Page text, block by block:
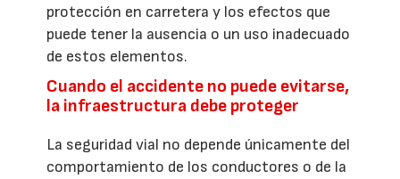
protección en carretera y los efectos que
puede tener la ausencia o un uso inadecuado
de estos elementos.
Cuando el accidente no puede evitarse,
la infraestructura debe proteger
La seguridad vial no depende únicamente del
comportamiento de los conductores o de la